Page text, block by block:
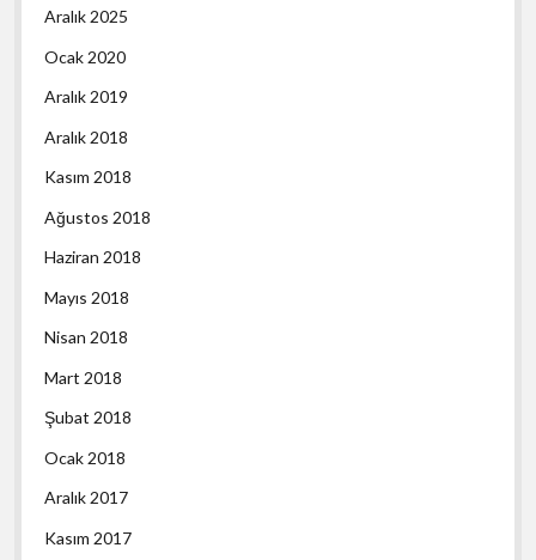
Aralık 2025
Ocak 2020
Aralık 2019
Aralık 2018
Kasım 2018
Ağustos 2018
Haziran 2018
Mayıs 2018
Nisan 2018
Mart 2018
Şubat 2018
Ocak 2018
Aralık 2017
Kasım 2017